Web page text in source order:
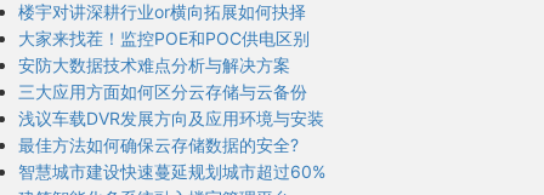
楼宇对讲深耕行业or横向拓展如何抉择
大家来找茬！监控POE和POC供电区别
安防大数据技术难点分析与解决方案
三大应用方面如何区分云存储与云备份
浅议车载DVR发展方向及应用环境与安装
最佳方法如何确保云存储数据的安全?
智慧城市建设快速蔓延规划城市超过60%